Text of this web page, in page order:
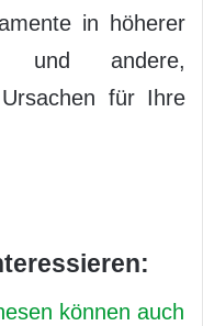
in höherer
und andere,
für Ihre
können auch